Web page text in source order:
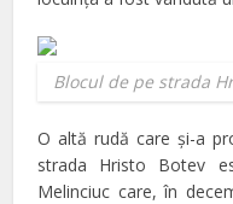
Blocul de pe strada
O altă rudă care şi-a
strada Hristo Botev
Melinciuc care, în